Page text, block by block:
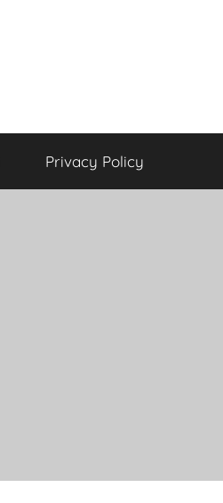
Privacy Policy